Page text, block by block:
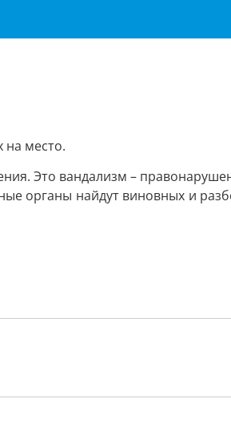
на место.
Это вандализм –
органы найдут виновных и